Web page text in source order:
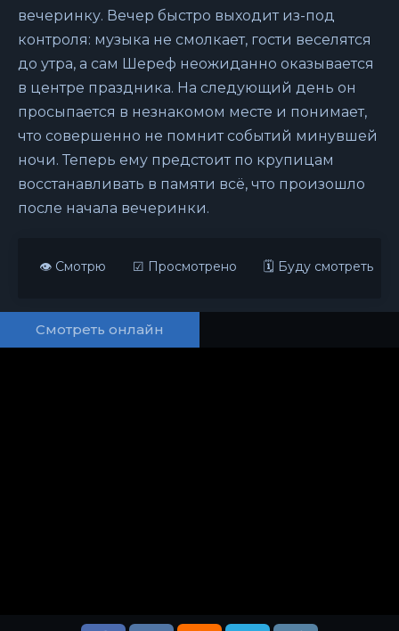
вечеринку. Вечер быстро выходит из-под
контроля: музыка не смолкает, гости веселятся
до утра, а сам Шереф неожиданно оказывается
в центре праздника. На следующий день он
просыпается в незнакомом месте и понимает,
что совершенно не помнит событий минувшей
ночи. Теперь ему предстоит по крупицам
восстанавливать в памяти всё, что произошло
после начала вечеринки.
👁 Смотрю ☑ Просмотрено 🗓 Буду смотреть
Смотреть онлайн